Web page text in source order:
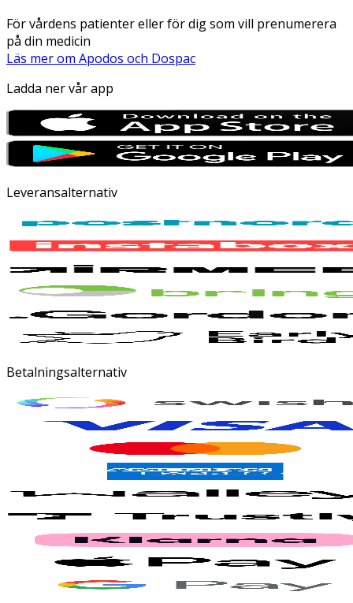
För vårdens patienter eller för dig som vill prenumerera
på din medicin
Läs mer om Apodos och Dospac
Ladda ner vår app
Leveransalternativ
Betalningsalternativ